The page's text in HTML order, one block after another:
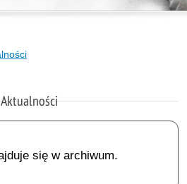
Aktualności
się w archiwum.